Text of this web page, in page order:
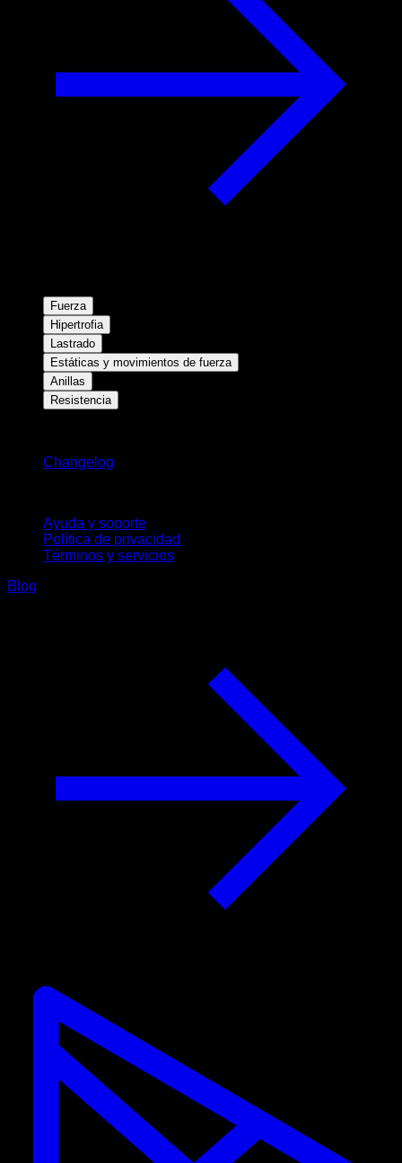
Fuerza
Hipertrofia
Lastrado
Estáticas y movimientos de fuerza
Anillas
Resistencia
Changelog
Ayuda y soporte
Política de privacidad
Términos y servicios
Blog